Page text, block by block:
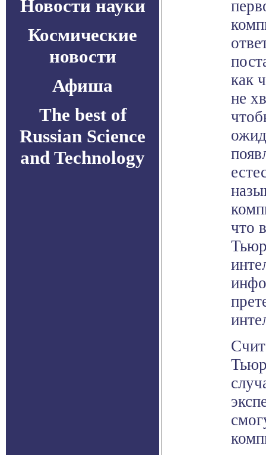
Новости науки
Космические
новости
Афиша
The best of
Russian Science
and Technology
как
не
что